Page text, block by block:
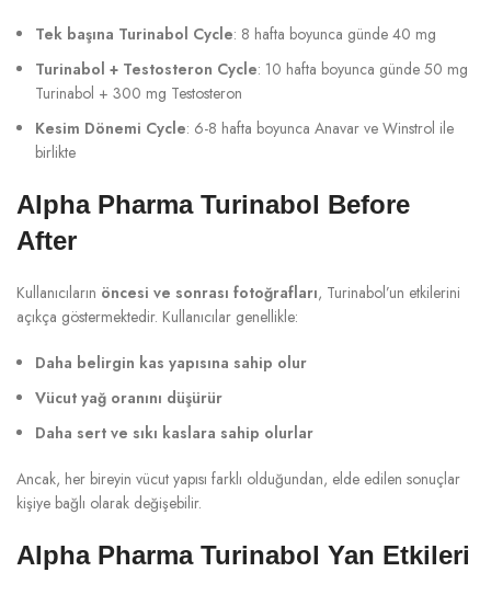
Tek başına Turinabol Cycle: 8 hafta boyunca günde 40 mg
Turinabol + Testosteron Cycle: 10 hafta boyunca günde 50 mg
Turinabol + 300 mg Testosteron
Kesim Dönemi Cycle: 6-8 hafta boyunca Anavar ve Winstrol ile
birlikte
Alpha Pharma Turinabol Before
After
Kullanıcıların öncesi ve sonrası fotoğrafları, Turinabol’un etkilerini
açıkça göstermektedir. Kullanıcılar genellikle:
Daha belirgin kas yapısına sahip olur
Vücut yağ oranını düşürür
Daha sert ve sıkı kaslara sahip olurlar
Ancak, her bireyin vücut yapısı farklı olduğundan, elde edilen sonuçlar
kişiye bağlı olarak değişebilir.
Alpha Pharma Turinabol Yan Etkileri